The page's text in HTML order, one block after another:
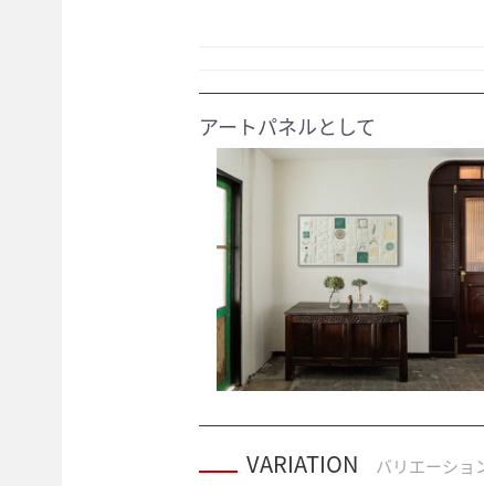
アートパネルとして
VARIATION バリエーショ